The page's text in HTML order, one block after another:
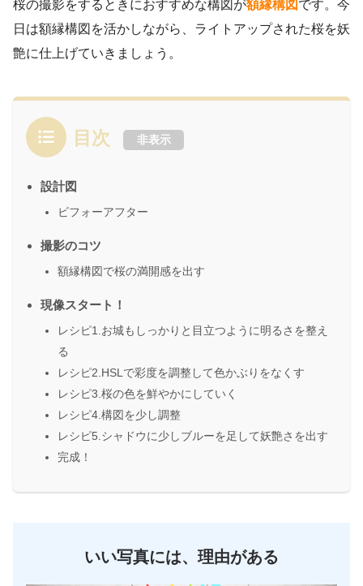
桜の撮影をするときにおすすめな構図が額縁構図 です。今
日は額縁構図を活かしながら、ライトアップされた桜を妖
艶に仕上げていきましょう。
目次 非表示
設計図
ビフォーアフター
撮影のコツ
額縁構図で桜の満開感を出す
現像スタート！
レシピ1.お城もしっかりと目立つように明るさを整え
る
レシピ2.HSLで彩度を調整して色かぶりをなくす
レシピ3.桜の色を鮮やかにしていく
レシピ4.構図を少し調整
レシピ5.シャドウに少しブルーを足して妖艶さを出す
完成！
いい写真には、理由がある